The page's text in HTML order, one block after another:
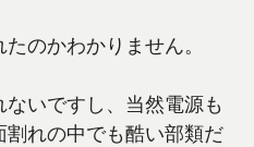
のかわかりません。
いですし、当然電源も
割れの中でも酷い部類だ